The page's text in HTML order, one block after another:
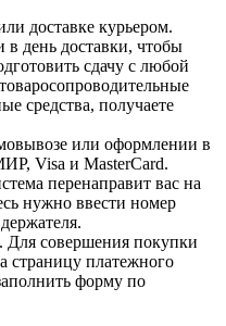
доставке курьером.
в день доставки, чтобы
сдачу с любой
средства, получаете
или оформлении в
Visa и MasterCard.
перенаправит вас на
нужно ввести номер
Для совершения покупки
страницу платежного
форму по